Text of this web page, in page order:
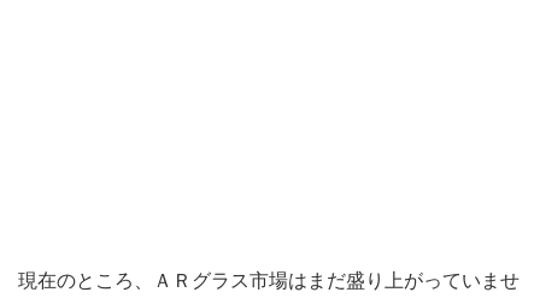
現在のところ、ＡＲグラス市場はまだ盛り上がっていませ